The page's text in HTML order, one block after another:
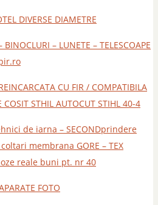
DIVERSE DIAMETRE
BINOCLURI – LUNETE – TELESCOAPE
CU FIR / COMPATIBILA
COSIT STHIL AUTOCUT STIHL 40-4
de iarna – SECONDprindere
membrana GORE – TEX
reale buni pt. nr 40
FOTO